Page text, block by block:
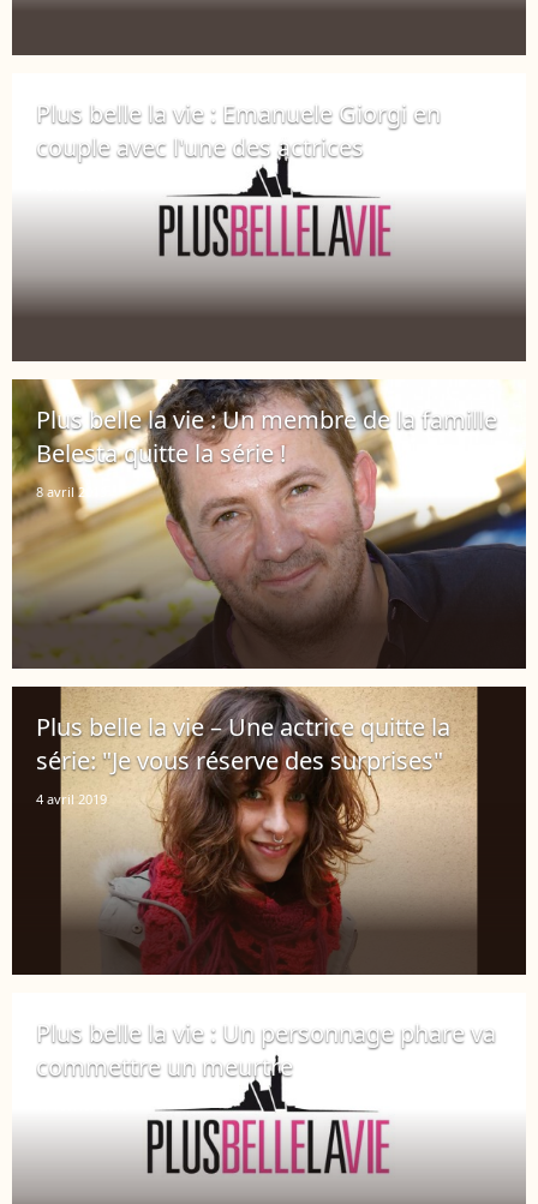
Plus belle la vie : Emanuele Giorgi en
couple avec l'une des actrices
Plus belle la vie : Un membre de la famille
Belesta quitte la série !
8 avril 2019
Plus belle la vie – Une actrice quitte la
série: "Je vous réserve des surprises"
4 avril 2019
Plus belle la vie : Un personnage phare va
commettre un meurtre